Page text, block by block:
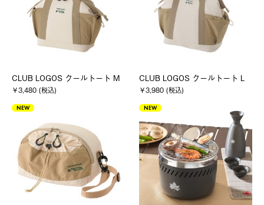
CLUB LOGOS クールトート M
￥3,480 (税込)
CLUB LOGOS クールトート L
￥3,980 (税込)
NEW NEW